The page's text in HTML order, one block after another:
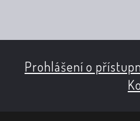
Prohlášení o